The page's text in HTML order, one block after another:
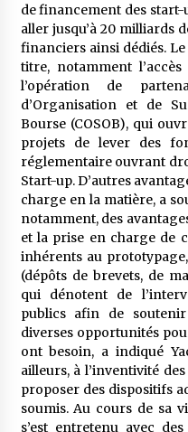
de financement des
aller jusqu’à 20 milliards
financiers ainsi dédiés.
titre, notamment
l’opération de
d’Organisation et de
Bourse (COSOB), qui
projets de lever des
réglementaire ouvrant
Start-up. D’autres
charge en la matière, a
notamment, des
et la prise en charge de
inhérents au
(dépôts de brevets, de
qui dénotent de
publics afin de
diverses opportunités
ont besoin, a indiqué
ailleurs, à l’inventivité
proposer des dispositifs
soumis. Au cours de sa
s’est entretenu avec